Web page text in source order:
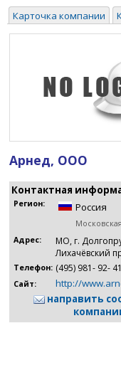
Карточка компании
Арнед, ООО
Контактная
Регион: Россия
Адрес:
МО, г.
Лихачёвский
Телефон: (495) 981- 92-
Сайт:
http://
направить